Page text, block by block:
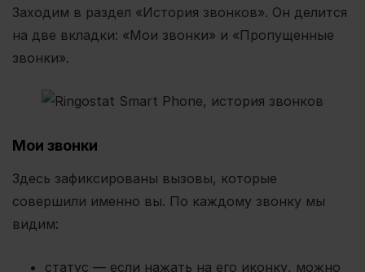
Заходим в раздел «История звонков». Он делится
на две вкладки: «Мои звонки» и «Пропущенные
звонки».
Мои звонки
Здесь зафиксированы вызовы, которые
совершили именно вы. По каждому звонку мы
видим:
статус — если нажать на его иконку, можно